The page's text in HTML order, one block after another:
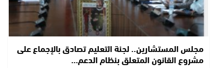
مجلس المستشارين.. لجنة التعليم تصادق بالإجماع على
مشروع القانون المتعلق بنظام الدعم…